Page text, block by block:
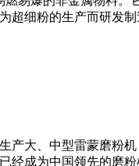
超细粉的生产而研发
产大、中型雷蒙磨粉
经成为中国领先的磨